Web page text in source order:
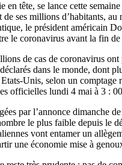
en tête, se lance cette
de ses millions d’habitants, au
le président américain
le coronavirus avant la fin de
de cas de coronavirus ont
dans le monde, dont
Unis, selon un comptage
officielles lundi 4 mai à 3 :
par l’annonce dimanche
le plus faible depuis le
vont entamer un
une économie mise à